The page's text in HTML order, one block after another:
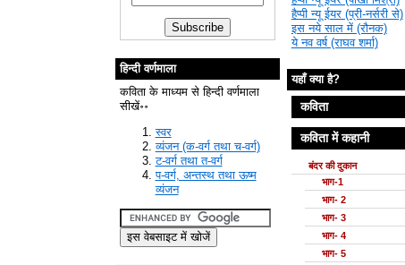
हिन्दी वर्णमाला
कविता के माध्यम से हिन्दी वर्णमाला
सीखें॰॰
स्वर
व्यंजन (क-वर्ग तथा च-वर्ग)
ट-वर्ग तथा त-वर्ग
प-वर्ग, अन्तस्थ तथा ऊष्म
व्यंजन
हैप्पी न्यू ईयर (प्री-नर्सरी से)
इस नये साल में (रौनक)
ये नव वर्ष (राघव शर्मा)
यहाँ क्या है?
कविता
कविता में कहानी
बंदर की दुकान
भाग-1
भाग- 2
भाग- 3
भाग- 4
भाग- 5